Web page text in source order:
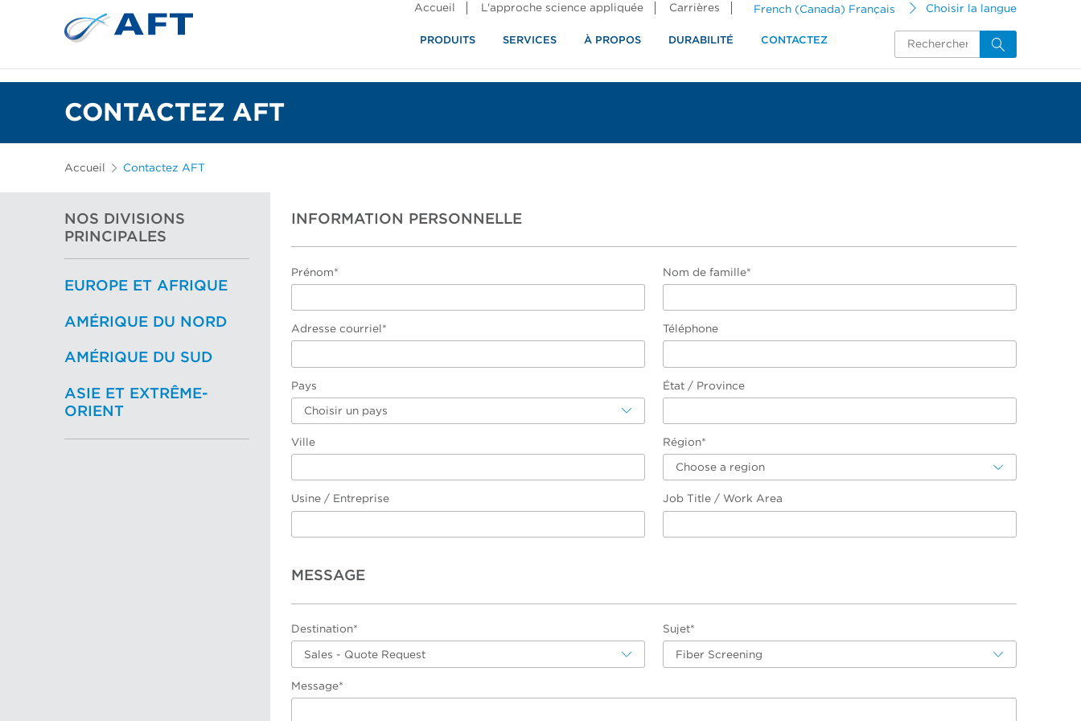
French (Canada) Français Choisir la langue
Accueil L'approche science appliquée Carrières
PRODUITS SERVICES À PROPOS DURABILITÉ CONTACTEZ
CONTACTEZ AFT
Accueil Contactez AFT
NOS DIVISIONS
PRINCIPALES
EUROPE ET AFRIQUE
AMÉRIQUE DU NORD
AMÉRIQUE DU SUD
ASIE ET EXTRÊME-
ORIENT
INFORMATION PERSONNELLE
Prénom* Nom de famille*
Adresse courriel* Téléphone
Pays
Choisir un pays
État / Province
Ville Région*
Choose a region
Usine / Entreprise Job Title / Work Area
MESSAGE
Destination*
Sales - Quote Request
Sujet*
Fiber Screening
Message*